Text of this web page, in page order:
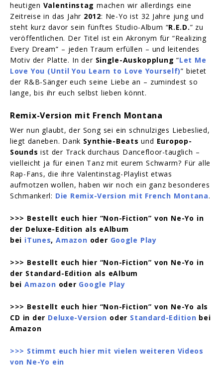
heutigen Valentinstag machen wir allerdings eine
Zeitreise in das Jahr 2012: Ne-Yo ist 32 Jahre jung und
steht kurz davor sein fünftes Studio-Album “R.E.D.” zu
veröffentlichen. Der Titel ist ein Akronym für “Realizing
Every Dream” – jeden Traum erfüllen – und leitendes
Motiv der Platte. In der Single-Auskopplung “Let Me
Love You (Until You Learn to Love Yourself)” bietet
der R&B-Sänger euch seine Liebe an – zumindest so
lange, bis ihr euch selbst lieben könnt.
Remix-Version mit French Montana
Wer nun glaubt, der Song sei ein schnulziges Liebeslied,
liegt daneben. Dank Synthie-Beats und Europop-
Sounds ist der Track durchaus Dancefloor-tauglich –
vielleicht ja für einen Tanz mit eurem Schwarm? Für alle
Rap-Fans, die ihre Valentinstag-Playlist etwas
aufmotzen wollen, haben wir noch ein ganz besonderes
Schmankerl: Die Remix-Version mit French Montana.
>>> Bestellt euch hier “Non-Fiction” von Ne-Yo in
der Deluxe-Edition als eAlbum
bei iTunes,Amazon oder Google Play
>>> Bestellt euch hier “Non-Fiction” von Ne-Yo in
der Standard-Edition als eAlbum
beiAmazon oder Google Play
>>> Bestellt euch hier “Non-Fiction” von Ne-Yo als
CD in der Deluxe-Version oder Standard-Edition bei
Amazon
>>> Stimmt euch hier mit vielen weiteren Videos
von Ne-Yo ein